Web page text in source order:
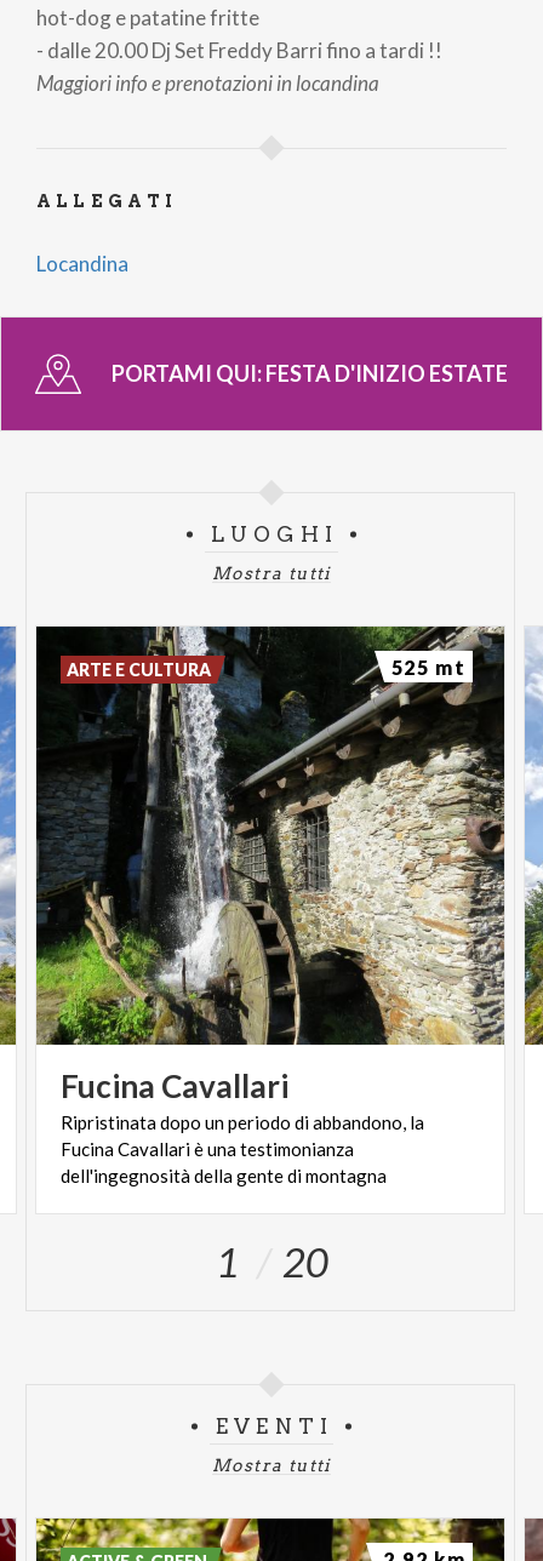
hot-dog e patatine fritte
- dalle 20.00 Dj Set Freddy Barri fino a tardi !!
Maggiori info e prenotazioni in locandina
ALLEGATI
Locandina
PORTAMI QUI:FESTA D'INIZIO ESTATE
LUOGHI
Mostra tutti
Fucina Cavallari
Ripristinata dopo un periodo di abbandono, la
Fucina Cavallari è una testimonianza
dell'ingegnosità della gente di montagna
ARTE E CULTURA 525 mt
1 20
EVENTI
Mostra tutti